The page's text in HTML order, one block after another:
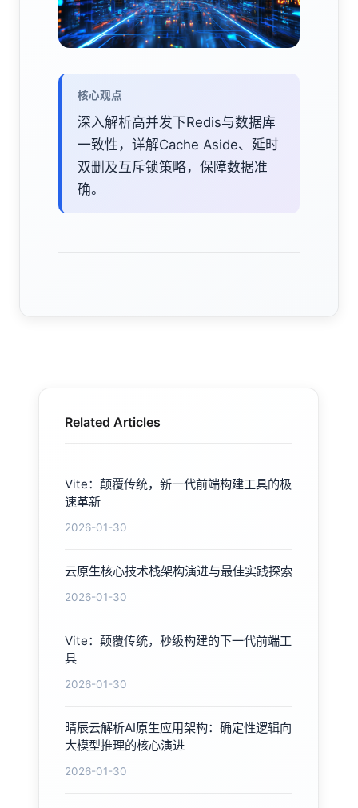
核心观点
深入解析高并发下Redis与数据库
一致性，详解Cache Aside、延时
双删及互斥锁策略，保障数据准
确。
Related Articles
Vite：颠覆传统，新一代前端构建工具的极
速革新
2026-01-30
云原生核心技术栈架构演进与最佳实践探索
2026-01-30
Vite：颠覆传统，秒级构建的下一代前端工
具
2026-01-30
晴辰云解析AI原生应用架构：确定性逻辑向
大模型推理的核心演进
2026-01-30